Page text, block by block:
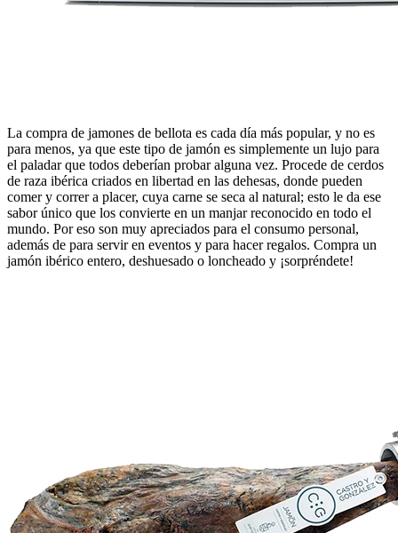
La compra de jamones de bellota es cada día más popular, y no es
para menos, ya que este tipo de jamón es simplemente un lujo para
el paladar que todos deberían probar alguna vez. Procede de cerdos
de raza ibérica criados en libertad en las dehesas, donde pueden
comer y correr a placer, cuya carne se seca al natural; esto le da ese
sabor único que los convierte en un manjar reconocido en todo el
mundo. Por eso son muy apreciados para el consumo personal,
además de para servir en eventos y para hacer regalos. Compra un
jamón ibérico entero, deshuesado o loncheado y ¡sorpréndete!